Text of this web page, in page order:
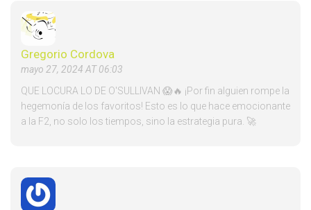
Gregorio Cordova
mayo 27, 2024 AT 06:03
QUE LOCURA LO DE O'SULLIVAN 😱🔥 ¡Por fin alguien rompe la
hegemonía de los favoritos! Esto es lo que hace emocionante
a la F2, no solo los tiempos, sino la estrategia pura. 🚀